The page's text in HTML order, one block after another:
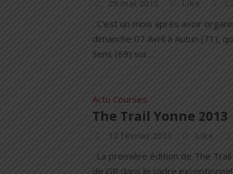
29 mai 2013 Like
. C’est un mois après avoir
dimanche 07 Avril à Autun (71),
Sens (89) sur…
Actu Courses
The Trail Yonne 2013
12 février 2013 Like
. La première édition de The
de GR dans le cadre